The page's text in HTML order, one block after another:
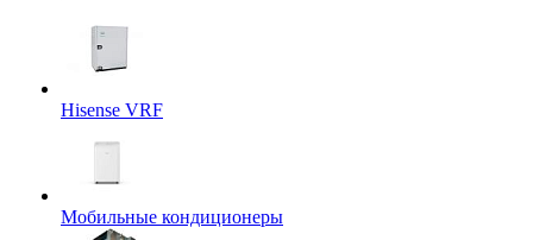
Hisense VRF
Мобильные кондиционеры